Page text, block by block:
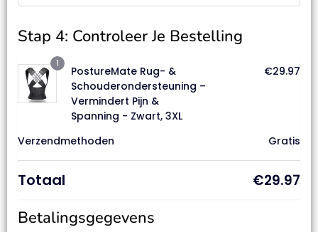
Stap 4: Controleer Je Bestelling
1
PostureMate Rug- &
Schouderondersteuning –
Vermindert Pijn &
Spanning - Zwart, 3XL
€29.97
Verzendmethoden Gratis
Totaal €29.97
Betalingsgegevens